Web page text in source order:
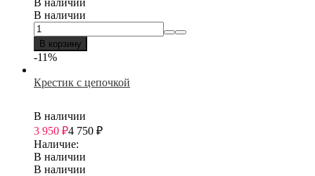
В наличии
В наличии
В корзину
-11%
Крестик с цепочкой
В наличии
3 950 ₽4 750 ₽
Наличие:
В наличии
В наличии